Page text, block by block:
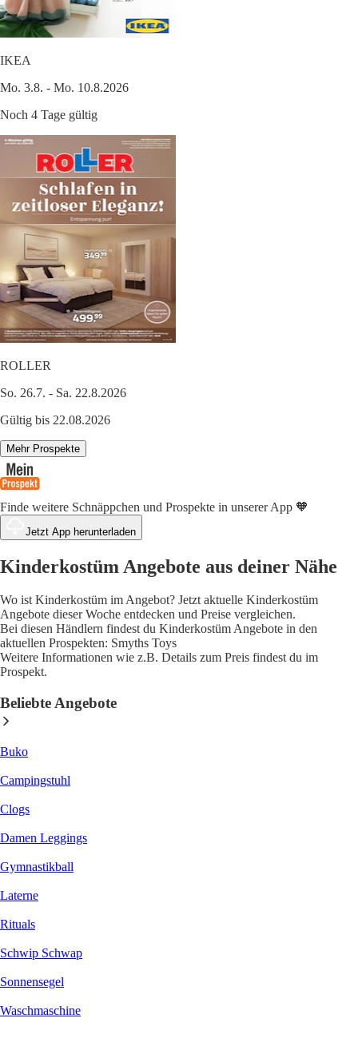
IKEA
Mo. 3.8. - Mo. 10.8.2026
Noch 4 Tage gültig
ROLLER
So. 26.7. - Sa. 22.8.2026
Gültig bis 22.08.2026
Mehr Prospekte
Finde weitere Schnäppchen und Prospekte in unserer App 🧡
Jetzt App herunterladen
Kinderkostüm Angebote aus deiner Nähe
Wo ist Kinderkostüm im Angebot? Jetzt aktuelle Kinderkostüm
Angebote dieser Woche entdecken und Preise vergleichen.
Bei diesen Händlern findest du Kinderkostüm Angebote in den
aktuellen Prospekten: Smyths Toys
Weitere Informationen wie z.B. Details zum Preis findest du im
Prospekt.
Beliebte Angebote
Buko
Campingstuhl
Clogs
Damen Leggings
Gymnastikball
Laterne
Rituals
Schwip Schwap
Sonnensegel
Waschmaschine